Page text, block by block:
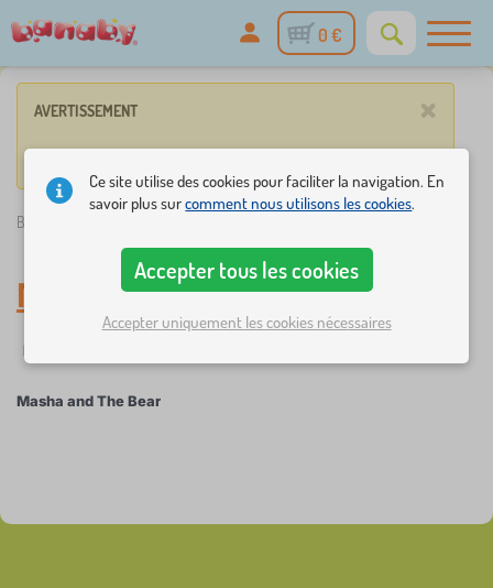
0 €
×
AVERTISSEMENT
Banaby.fr
Masha and The Bear
Filtrer
Masha and The Bear
Ce site utilise des cookies pour faciliter la navigation. En
savoir plus surcomment nous utilisons les cookies.
Accepter tous les cookies
Accepter uniquement les cookies nécessaires